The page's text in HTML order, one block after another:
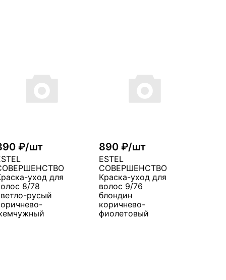
₽/шт
уход для
8/78
русый
890 ₽/шт
ESTEL
СОВЕРШЕНСТВО
Краска-уход для
волос 9/76
блондин
коричнево-
фиолетовый